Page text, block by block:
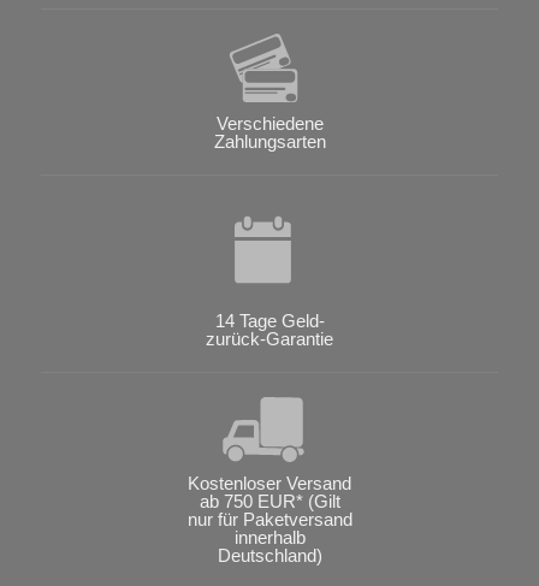
Verschiedene
Zahlungsarten
14 Tage Geld-
zurück-Garantie
Kostenloser Versand
ab 750 EUR* (Gilt
nur für Paketversand
innerhalb
Deutschland)